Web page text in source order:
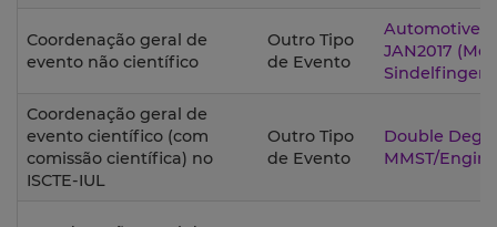
Coordenação geral de
evento não científico
Outro Tipo
de Evento
Automotive
JAN2017
Coordenação geral de
evento científico (com
comissão científica) no
ISCTE-IUL
Outro Tipo
de Evento
Double
MMST/